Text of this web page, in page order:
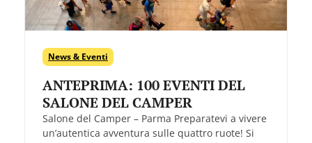
News & Eventi
ANTEPRIMA: 100 EVENTI DEL
SALONE DEL CAMPER
Salone del Camper – Parma Preparatevi a vivere
un’autentica avventura sulle quattro ruote! Si